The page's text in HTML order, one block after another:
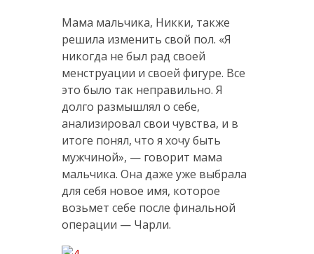
Мама мальчика, Никки, также
решила изменить свой пол. «Я
никогда не был рад своей
менструации и своей фигуре. Все
это было так неправильно. Я
долго размышлял о себе,
анализировал свои чувства, и в
итоге понял, что я хочу быть
мужчиной», — говорит мама
мальчика. Она даже уже выбрала
для себя новое имя, которое
возьмет себе после финальной
операции — Чарли.